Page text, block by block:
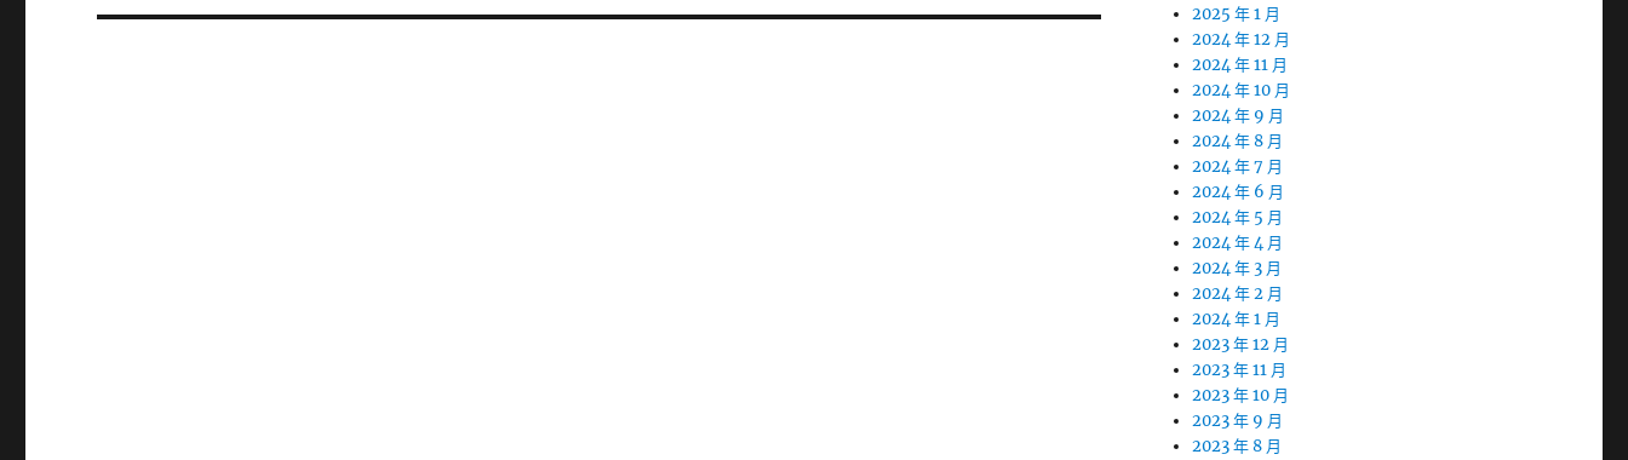
篇
2025 年 1 月
2024 年 12 月
2024 年 11 月
2024 年 10 月
2024 年 9 月
2024 年 8 月
2024 年 7 月
2024 年 6 月
2024 年 5 月
2024 年 4 月
2024 年 3 月
2024 年 2 月
2024 年 1 月
2023 年 12 月
2023 年 11 月
2023 年 10 月
2023 年 9 月
2023 年 8 月